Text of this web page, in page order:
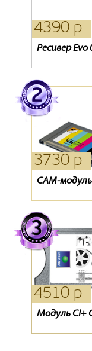
4390 р
Ресивер Evo
4940 р
Ресивер
15940 р
Комплект
3730 р
CAM-
1210 р
Карты
2310 р
Антенна 3G
4510 р
Модуль CI+
6590 р
Evo 07
390 р
Конвертор